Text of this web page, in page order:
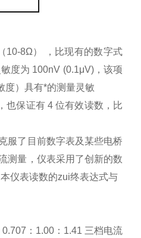
10-8Ω） ，比现有的数字式
度为 100nV (0.1μV)，该项
度）具有*的测量灵敏
也保证有 4 位有效读数，比
服了目前数字表及某些电桥
测量，仪表采用了创新的数
仪表读数的zui终表达式与
：1.00：1.41 三档电流